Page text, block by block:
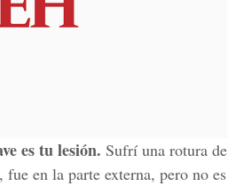
es tu lesión. Sufrí una rotura de
en la parte externa, pero no es